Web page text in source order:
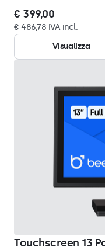
€ 399,00
€ 486,78 IVA incl.
Visualizza
Touchscreen 13